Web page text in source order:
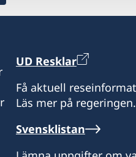
Sanitas Nursery
Gaborone
UD Resklar
Få aktuell
Läs mer på
Svensklistan